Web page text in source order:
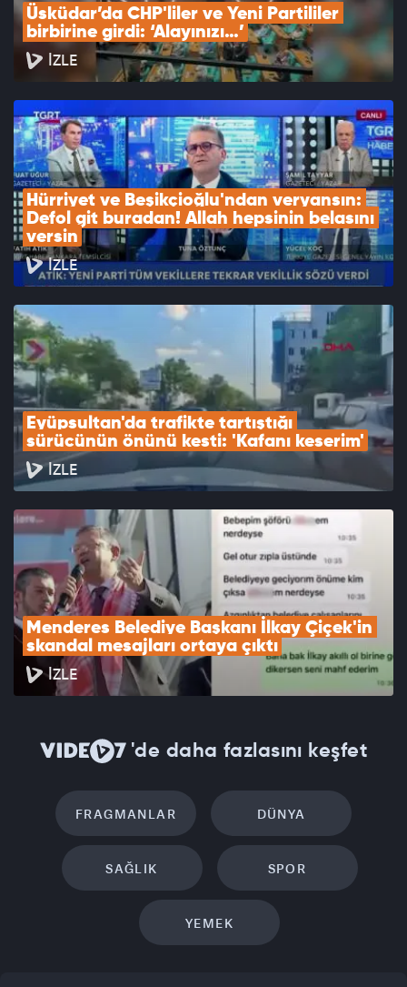
Üsküdar’da CHP'liler ve Yeni Partililer
birbirine girdi: ‘Alayınızı…’
İZLE
Hürriyet ve Beşikçioğlu'ndan veryansın:
Defol git buradan! Allah hepsinin belasını
versin
İZLE
Eyüpsultan'da trafikte tartıştığı
sürücünün önünü kesti: 'Kafanı keserim'
İZLE
Menderes Belediye Başkanı İlkay Çiçek'in
skandal mesajları ortaya çıktı
İZLE
'de daha fazlasını keşfet
FRAGMANLAR DÜNYA
SAĞLIK SPOR
YEMEK